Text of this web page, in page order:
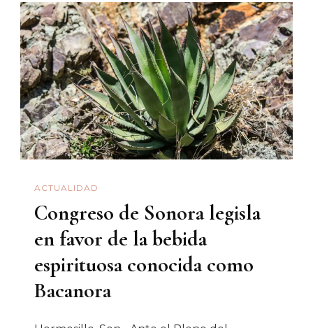
El
Acoso
Escolar
ACTUALIDAD
Congreso de Sonora legisla
en favor de la bebida
espirituosa conocida como
Bacanora